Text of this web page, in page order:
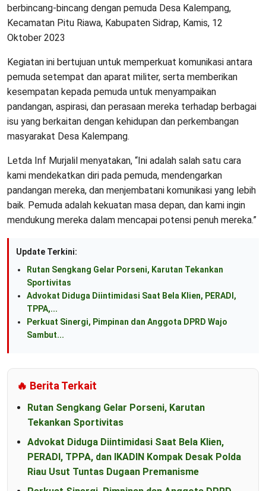
berbincang-bincang dengan pemuda Desa Kalempang,
Kecamatan Pitu Riawa, Kabupaten Sidrap, Kamis, 12
Oktober 2023
Kegiatan ini bertujuan untuk memperkuat komunikasi antara
pemuda setempat dan aparat militer, serta memberikan
kesempatan kepada pemuda untuk menyampaikan
pandangan, aspirasi, dan perasaan mereka terhadap berbagai
isu yang berkaitan dengan kehidupan dan perkembangan
masyarakat Desa Kalempang.
Letda Inf Murjalil menyatakan, “Ini adalah salah satu cara
kami mendekatkan diri pada pemuda, mendengarkan
pandangan mereka, dan menjembatani komunikasi yang lebih
baik. Pemuda adalah kekuatan masa depan, dan kami ingin
mendukung mereka dalam mencapai potensi penuh mereka.”
Update Terkini:
Rutan Sengkang Gelar Porseni, Karutan Tekankan
Sportivitas
Advokat Diduga Diintimidasi Saat Bela Klien, PERADI,
TPPA,...
Perkuat Sinergi, Pimpinan dan Anggota DPRD Wajo
Sambut...
🔥 Berita Terkait
Rutan Sengkang Gelar Porseni, Karutan
Tekankan Sportivitas
Advokat Diduga Diintimidasi Saat Bela Klien,
PERADI, TPPA, dan IKADIN Kompak Desak Polda
Riau Usut Tuntas Dugaan Premanisme